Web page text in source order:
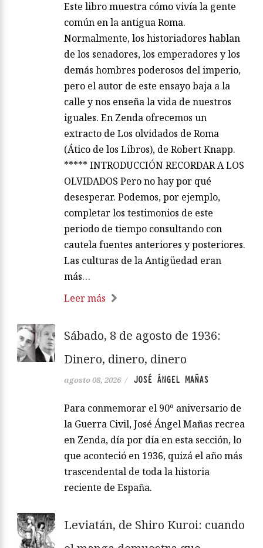
Este libro muestra cómo vivía la gente
común en la antigua Roma.
Normalmente, los historiadores hablan
de los senadores, los emperadores y los
demás hombres poderosos del imperio,
pero el autor de este ensayo baja a la
calle y nos enseña la vida de nuestros
iguales. En Zenda ofrecemos un
extracto de Los olvidados de Roma
(Ático de los Libros), de Robert Knapp.
***** INTRODUCCIÓN RECORDAR A LOS
OLVIDADOS Pero no hay por qué
desesperar. Podemos, por ejemplo,
completar los testimonios de este
periodo de tiempo consultando con
cautela fuentes anteriores y posteriores.
Las culturas de la Antigüedad eran
más…
Leer más
Sábado, 8 de agosto de 1936:
Dinero, dinero, dinero
agosto 08, 2026 / JOSÉ ÁNGEL MAÑAS
Para conmemorar el 90º aniversario de
la Guerra Civil, José Ángel Mañas recrea
en Zenda, día por día en esta sección, lo
que aconteció en 1936, quizá el año más
trascendental de toda la historia
reciente de España.
Leviatán, de Shiro Kuroi: cuando